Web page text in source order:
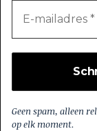
Geen spam, alleen
op elk moment.